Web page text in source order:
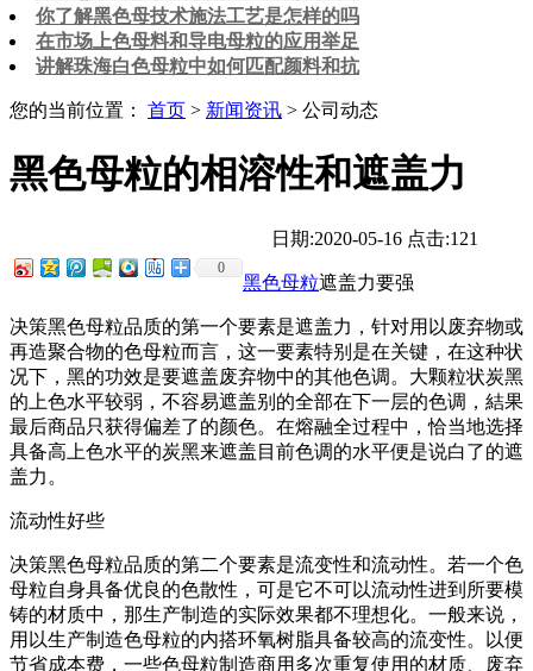
你了解黑色母技术施法工艺是怎样的吗
在市场上色母料和导电母粒的应用举足
讲解珠海白色母粒中如何匹配颜料和抗
您的当前位置： 首页 > 新闻资讯 > 公司动态
黑色母粒的相溶性和遮盖力
日期:2020-05-16 点击:121
0
黑色母粒遮盖力要强
决策黑色母粒品质的第一个要素是遮盖力，针对用以废弃物或
再造聚合物的色母粒而言，这一要素特别是在关键，在这种状
况下，黑的功效是要遮盖废弃物中的其他色调。大颗粒状炭黑
的上色水平较弱，不容易遮盖别的全部在下一层的色调，結果
最后商品只获得偏差了的颜色。在熔融全过程中，恰当地选择
具备高上色水平的炭黑来遮盖目前色调的水平便是说白了的遮
盖力。
流动性好些
决策黑色母粒品质的第二个要素是流变性和流动性。若一个色
母粒自身具备优良的色散性，可是它不可以流动性进到所要模
铸的材质中，那生产制造的实际效果都不理想化。一般来说，
用以生产制造色母粒的内搭环氧树脂具备较高的流变性。以便
节省成本费，一些色母粒制造商用多次重复使用的材质、废弃